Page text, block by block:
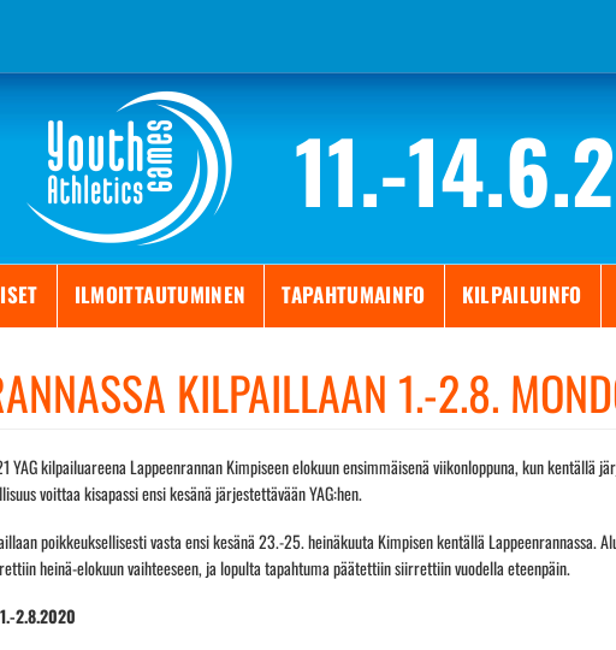
11.-
ILMOITTAUTUMINEN TAPAHTUMAINFO KILPAILUINFO
KILPAILLAAN 1.-2.8.
YAG kilpailuareena Lappeenrannan Kimpiseen elokuun ensimmäisenä viikonloppuna, kun kentällä
voittaa kisapassi ensi kesänä järjestettävään YAG:hen.
poikkeuksellisesti vasta ensi kesänä 23.-25. heinäkuuta Kimpisen kentällä Lappeenrannassa.
heinä-elokuun vaihteeseen, ja lopulta tapahtuma päätettiin siirrettiin vuodella eteenpäin.
2.8.2020